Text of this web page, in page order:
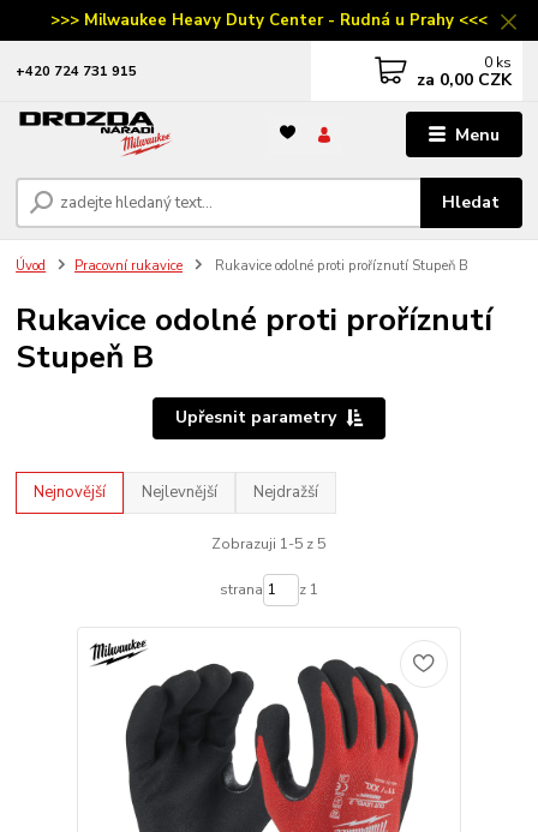
>>> Milwaukee Heavy Duty Center - Rudná u Prahy <<<
Menu
Hledat
‭+420 724 731 915 0 ks
za 0,00 CZK
Úvod Pracovní rukavice Rukavice odolné proti proříznutí Stupeň B
Rukavice odolné proti proříznutí
Stupeň B
Upřesnit parametry
Nejnovější Nejlevnější Nejdražší
Zobrazuji 1-5 z 5
strana z 1